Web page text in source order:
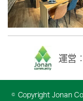
運営
© Copyright Jonan